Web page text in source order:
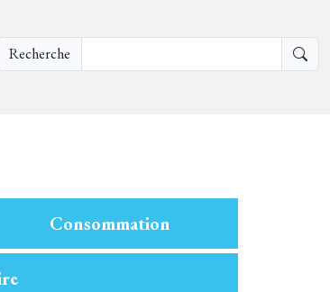
Recherche
Consommation